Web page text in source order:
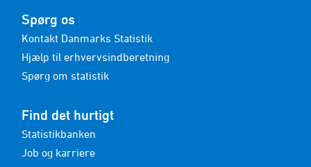
Spørg os
Kontakt Danmarks Statistik
Hjælp til erhvervsindberetning
Spørg om statistik
Find det hurtigt
Statistikbanken
Job og karriere